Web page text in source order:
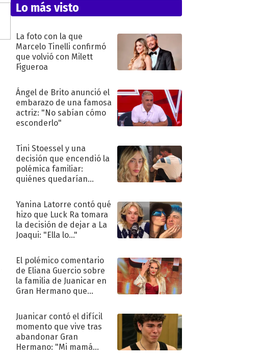
Lo más visto
La foto con la que
Marcelo Tinelli confirmó
que volvió con Milett
Figueroa
Ángel de Brito anunció el
embarazo de una famosa
actriz: "No sabían cómo
esconderlo"
Tini Stoessel y una
decisión que encendió la
polémica familiar:
quiénes quedarían
Yanina Latorre contó qué
hizo que Luck Ra tomara
la decisión de dejar a La
Joaqui: "Ella lo..."
El polémico comentario
de Eliana Guercio sobre
la familia de Juanicar en
Gran Hermano que
Juanicar contó el difícil
momento que vive tras
abandonar Gran
Hermano: "Mi mamá